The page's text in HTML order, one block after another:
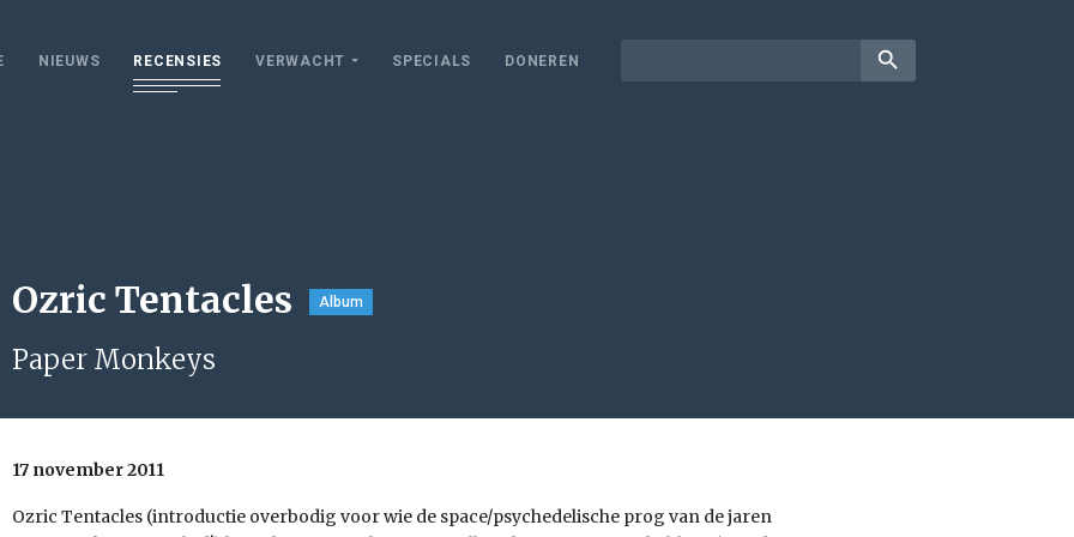
NIEUWS RECENSIES VERWACHT SPECIALS DONEREN search
Ozric Tentacles Album
Paper Monkeys
17 november 2011
Ozric Tentacles (introductie overbodig voor wie de space/psychedelische prog van de jaren